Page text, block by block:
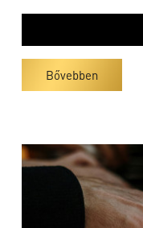
Bővebben